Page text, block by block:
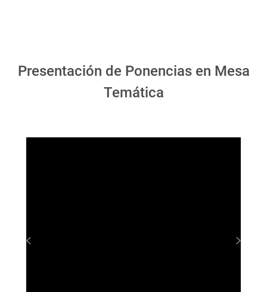
Presentación de Ponencias en Mesa
Temática